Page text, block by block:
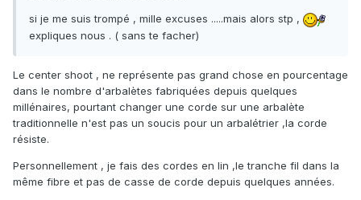
si je me suis trompé , mille excuses .....mais alors stp ,
expliques nous . ( sans te facher)
Le center shoot , ne représente pas grand chose en pourcentage
dans le nombre d'arbalètes fabriquées depuis quelques
millénaires, pourtant changer une corde sur une arbalète
traditionnelle n'est pas un soucis pour un arbalétrier ,la corde
résiste.
Personnellement , je fais des cordes en lin ,le tranche fil dans la
même fibre et pas de casse de corde depuis quelques années.